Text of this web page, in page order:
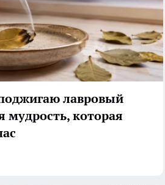
лавровый
мудрость, которая